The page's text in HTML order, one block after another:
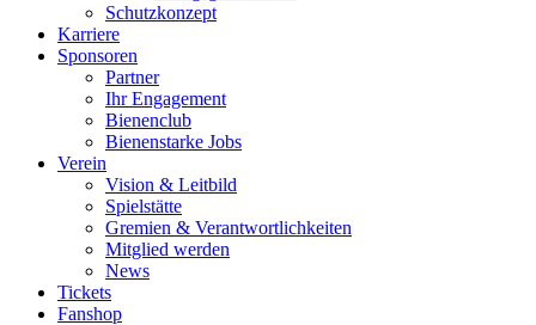
Schutzkonzept
Karriere
Sponsoren
Partner
Ihr Engagement
Bienenclub
Bienenstarke Jobs
Verein
Vision & Leitbild
Spielstätte
Gremien & Verantwortlichkeiten
Mitglied werden
News
Tickets
Fanshop